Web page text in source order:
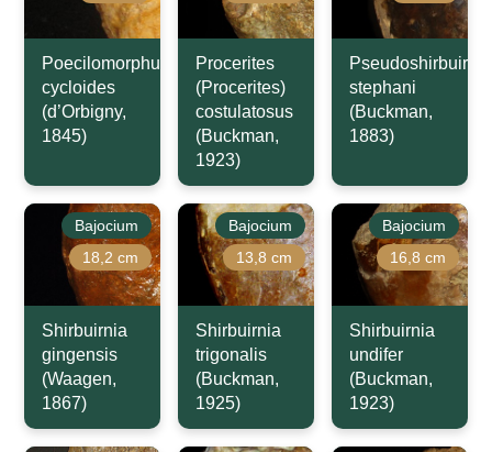
Poecilomorphus
cycloides
(d’Orbigny,
1845)
Procerites
(Procerites)
costulatosus
(Buckman,
1923)
Pseudoshirbuirnia
stephani
(Buckman,
1883)
Bajocium
18,2 cm
Shirbuirnia
gingensis
(Waagen,
1867)
Bajocium
13,8 cm
Shirbuirnia
trigonalis
(Buckman,
1925)
Bajocium
16,8 cm
Shirbuirnia
undifer
(Buckman,
1923)